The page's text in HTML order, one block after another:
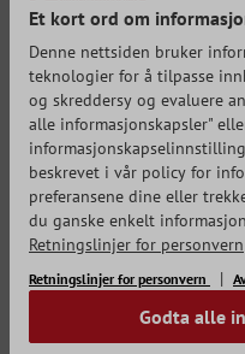
Et kort ord om
Denne nettsiden bruker
teknologier for å tilpasse
og skreddersy og evaluere
alle informasjonskapsler"
beskrevet i vår policy for
preferansene dine eller
du ganske enkelt
Retningslinjer for personvern
Retningslinjer for personvern
Godta alle